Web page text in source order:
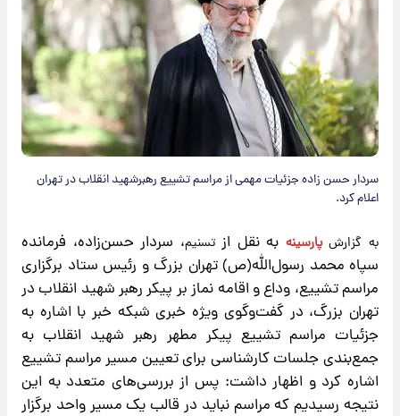
سردار حسن زاده جزئیات مهمی از مراسم تشییع رهبرشهید انقلاب در تهران
اعلام کرد.
به گزارش پارسینه ​ به نقل از تسنیم، سردار حسن‌زاده، فرمانده
سپاه محمد رسول‌الله(ص) تهران بزرگ و رئیس ستاد برگزاری
مراسم تشییع، وداع و اقامه نماز بر پیکر رهبر شهید انقلاب در
تهران بزرگ، در گفت‌وگوی ویژه خبری شبکه خبر با اشاره به
جزئیات مراسم تشییع پیکر مطهر رهبر شهید انقلاب به
جمع‌بندی جلسات کارشناسی برای تعیین مسیر مراسم تشییع
اشاره کرد و اظهار داشت: پس از بررسی‌های متعدد به این
نتیجه رسیدیم که مراسم نباید در قالب یک مسیر واحد برگزار